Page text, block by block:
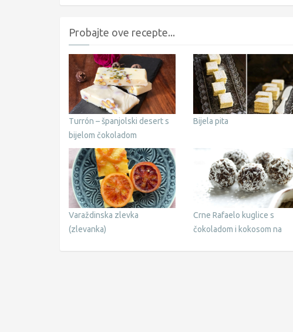
Probajte ove recepte...
Turrón – španjolski desert s
bijelom čokoladom
Bijela pita
Varaždinska zlevka
(zlevanka)
Crne Rafaelo kuglice s
čokoladom i kokosom na